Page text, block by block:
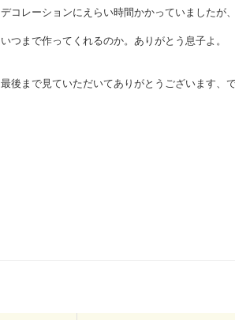
デコレーションにえらい時間かかっていましたが
いつまで作ってくれるのか。ありがとう息子よ。
最後まで見ていただいてありがとうございます、